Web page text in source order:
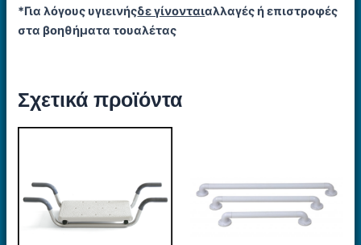
*Για λόγους υγιεινήςδε γίνονταιαλλαγές ή επιστροφές
στα βοηθήματα τουαλέτας
Σχετικά προϊόντα